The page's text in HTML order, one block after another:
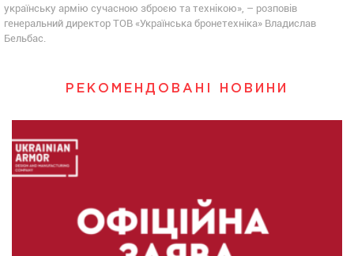
українську армію сучасною зброєю та технікою», – розповів
генеральний директор ТОВ «Українська бронетехніка» Владислав
Бельбас.
РЕКОМЕНДОВАНІ НОВИНИ